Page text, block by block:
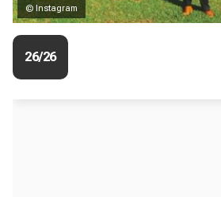
© Instagram
26/26